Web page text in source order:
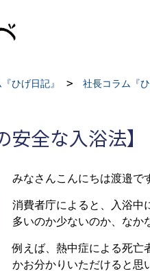
ひげ日記』 社長コラム『ひ
全な入浴法】
みなさんこんにちは渡邉で
消費者庁によると、入浴中
多いのか少ないのか、なか
例えば、熱中症による死亡
かお分かりいただけると思